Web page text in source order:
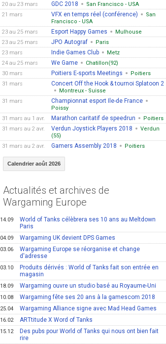
20 au 23 mars
GDC 2018
San Francisco - USA
21 mars
VFX en temps réel (conférence)
San
Francisco - USA
23 au 25 mars
Esport Happy Games
Mulhouse
23 au 25 mars
JPO Autograf
Paris
23 mars
Indie Games Club
Metz
24 au 25 mars
We Game
Chatillon(92)
30 mars
Poitiers E-sports Meetings
Poitiers
31 mars
Concert Off the Hook & tournoi Splatoon 2
Montreux - Suisse
31 mars
Championnat esport Ile-de France
Poissy
31 mars au 1 avr.
Marathon caritatif de speedrun
Poitiers
31 mars au 2 avr.
Verdun Joystick Players 2018
Verdun
(55)
31 mars au 2 avr.
Gamers Assembly 2018 Poitiers
Calendrier août 2026
Actualités et archives de
Wargaming Europe
14.09
World of Tanks célèbrera ses 10 ans au Meltdown
Paris
04.09 Wargaming UK devient DPS Games
03.06
Wargaming Europe se réorganise et change
d'adresse
03.10
Produits dérivés : World of Tanks fait son entrée en
magasin
18.09 Wargaming ouvre un studio basé au Royaume-Uni
10.08 Wargaming fête ses 20 ans à la gamescom 2018
25.04 Wargaming Alliance signe avec Mad Head Games
16.02 ARTtitude X Word of Tanks
15.12
Des pubs pour World of Tanks qui nous ont bien fait
rire